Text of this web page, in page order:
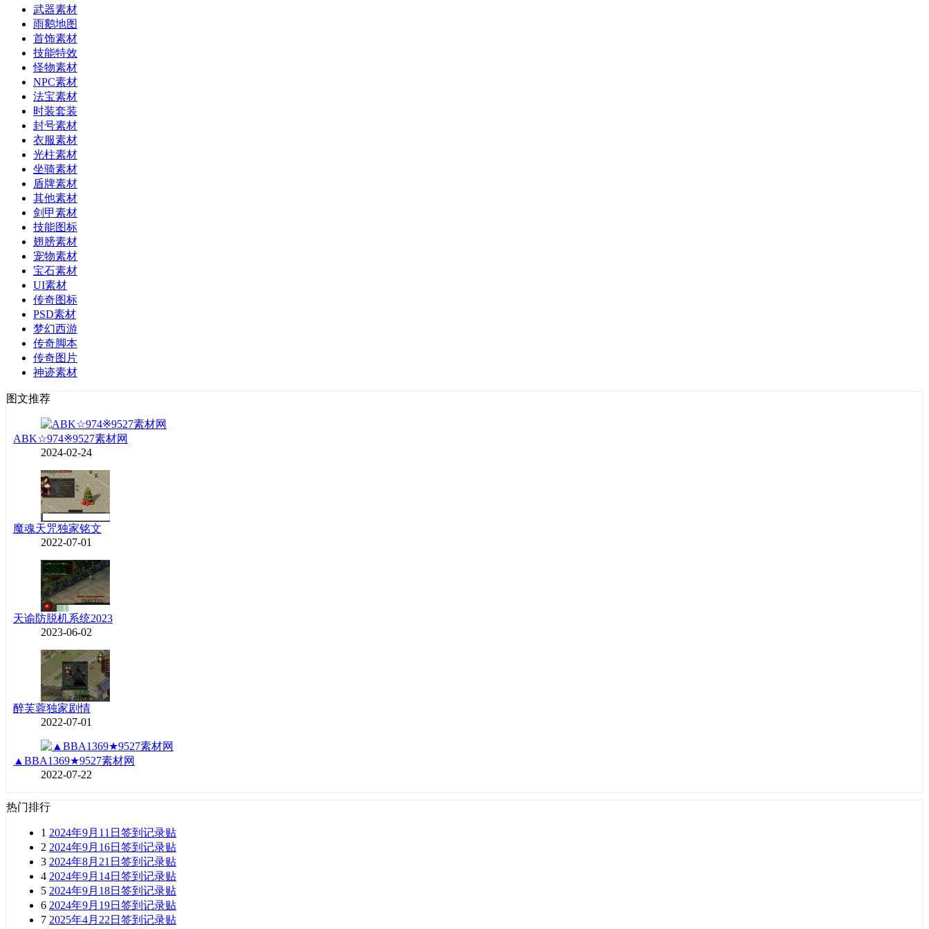
武器素材
雨鹅地图
首饰素材
技能特效
怪物素材
NPC素材
法宝素材
时装套装
封号素材
衣服素材
光柱素材
坐骑素材
盾牌素材
其他素材
剑甲素材
技能图标
翅膀素材
宠物素材
宝石素材
UI素材
传奇图标
PSD素材
梦幻西游
传奇脚本
传奇图片
神迹素材
图文推荐
ABK☆974※9527素材网
2024-02-24
魔魂天咒独家铭文
2022-07-01
天谕防脱机系统2023
2023-06-02
醉芙蓉独家剧情
2022-07-01
▲BBA1369★9527素材网
2022-07-22
热门排行
1 2024年9月11日签到记录贴
2 2024年9月16日签到记录贴
3 2024年8月21日签到记录贴
4 2024年9月14日签到记录贴
5 2024年9月18日签到记录贴
6 2024年9月19日签到记录贴
7 2025年4月22日签到记录贴